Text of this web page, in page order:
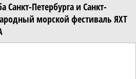
Санкт-Петербурга и Санкт-
морской фестиваль ЯХТ